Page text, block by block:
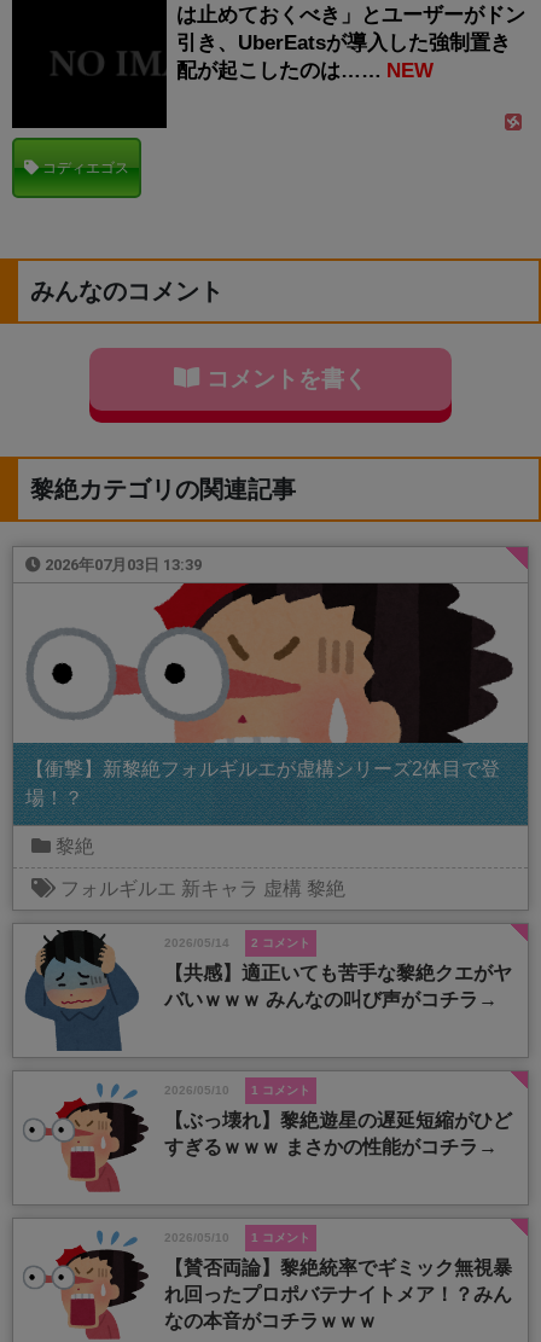
は止めておくべき」とユーザーがドン
引き、UberEatsが導入した強制置き
配が起こしたのは…… NEW
コディエゴス
みんなのコメント
コメントを書く
黎絶カテゴリの関連記事
2026年07月03日 13:39
【衝撃】新黎絶フォルギルエが虚構シリーズ2体目で登
場！？
黎絶
フォルギルエ 新キャラ 虚構 黎絶
2026/05/14 2 コメント
【共感】適正いても苦手な黎絶クエがヤ
バいｗｗｗ みんなの叫び声がコチラ→
2026/05/10 1 コメント
【ぶっ壊れ】黎絶遊星の遅延短縮がひど
すぎるｗｗｗ まさかの性能がコチラ→
2026/05/10 1 コメント
【賛否両論】黎絶統率でギミック無視暴
れ回ったプロポバテナイトメア！？みん
なの本音がコチラｗｗｗ